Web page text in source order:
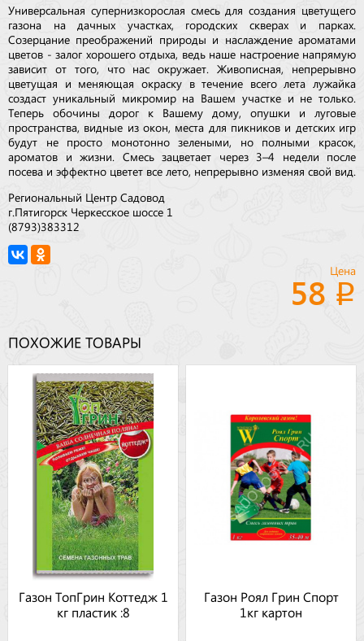
Универсальная супернизкорослая смесь для создания цветущего
газона на дачных участках, городских скверах и парках.
Созерцание преображений природы и наслаждение ароматами
цветов - залог хорошего отдыха, ведь наше настроение напрямую
зависит от того, что нас окружает. Живописная, непрерывно
цветущая и меняющая окраску в течение всего лета лужайка
создаст уникальный микромир на Вашем участке и не только.
Теперь обочины дорог к Вашему дому, опушки и луговые
пространства, видные из окон, места для пикников и детских игр
будут не просто монотонно зелеными, но полными красок,
ароматов и жизни. Смесь зацветает через 3–4 недели после
посева и эффектно цветет все лето, непрерывно изменяя свой вид.
Региональный Центр Садовод
г.Пятигорск Черкесское шоссе 1
(8793)383312
Цена
58
ПОХОЖИЕ ТОВАРЫ
Газон ТопГрин Коттедж 1
кг пластик :8
Газон Роял Грин Спорт
1кг картон